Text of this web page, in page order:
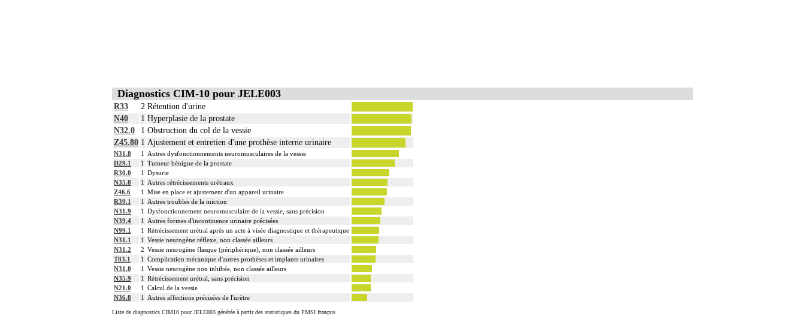
Diagnostics CIM-10 pour JELE003
R33 2 Rétention d'urine
N40
1 Hyperplasie de la prostate
N32.0
1 Obstruction du col de la vessie
Z45.80 1 Ajustement et entretien d'une prothèse interne urinaire
N31.8 1
Autres dysfonctionnements neuromusculaires de la vessie
D29.1
1 Tumeur bénigne de la prostate
R30.0
1 Dysurie
N35.8
1
Autres rétrécissements urétraux
Z46.6
1 Mise en place et ajustement d'un appareil urinaire
R39.1
1
Autres troubles de la miction
N31.9
1 Dysfonctionnement neuromusculaire de la vessie, sans précision
N39.4
1
Autres formes d'incontinence urinaire précisées
N99.1
1 Rétrécissement urétral après un acte à visée diagnostique et thérapeutique
N31.1
1 Vessie neurogène réflexe, non classée ailleurs
N31.2
2 Vessie neurogène flasque (périphérique), non classée ailleurs
T83.1
1 Complication mécanique d'autres prothèses et implants urinaires
N31.0
1 Vessie neurogène non inhibée, non classée ailleurs
N35.9
1 Rétrécissement urétral, sans précision
N21.0
1 Calcul de la vessie
N36.8
1 Autres affections précisées de l'urètre
Liste de diagnostics CIM10 pour JELE003 générée à partir des statistiques du PMSI français